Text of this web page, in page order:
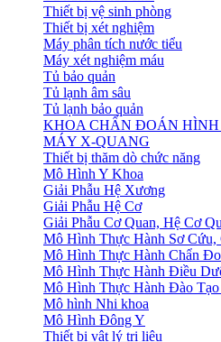
Thiết bị vệ sinh phòng
Thiết bị xét nghiệm
Máy phân tích nước tiểu
Máy xét nghiệm máu
Tủ bảo quản
Tủ lạnh âm sâu
Tủ lạnh bảo quản
KHOA CHẨN ĐOÁN
MÁY X-QUANG
Thiết bị thăm dò chức năng
Mô Hình Y Khoa
Giải Phẫu Hệ Xương
Giải Phẫu Hệ Cơ
Giải Phẫu Cơ Quan, Hệ Cơ
Mô Hình Thực Hành Sơ Cứu,
Mô Hình Thực Hành Chẩn
Mô Hình Thực Hành Điều
Mô Hình Thực Hành Đào
Mô hình Nhi khoa
Mô Hình Đông Y
Thiết bị vật lý trị liệu